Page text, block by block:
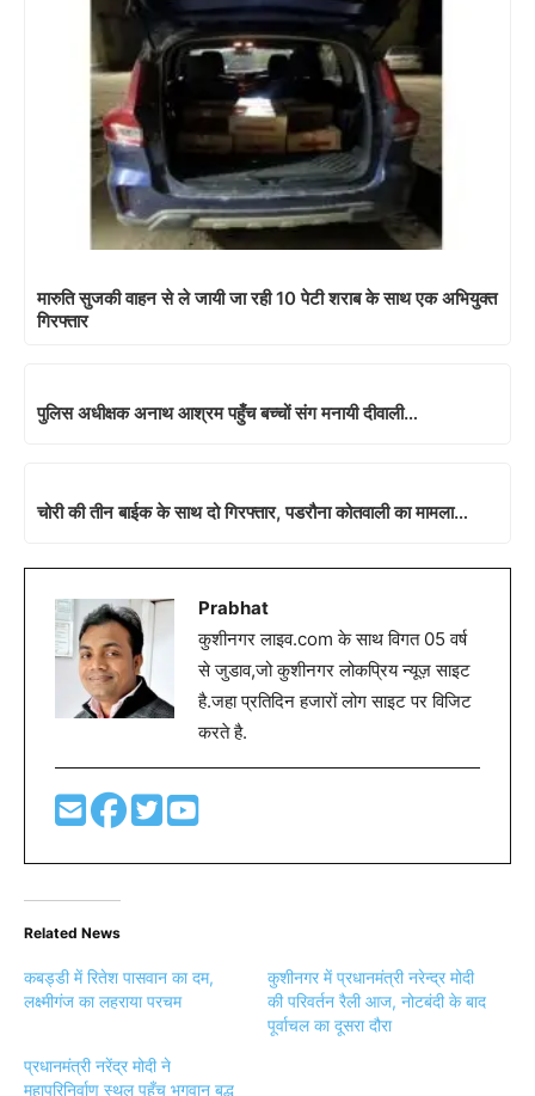
मारुति सुजकी वाहन से ले जायी जा रही 10 पेटी शराब के साथ एक अभियुक्त
गिरफ्तार
पुलिस अधीक्षक अनाथ आश्रम पहुँच बच्चों संग मनायी दीवाली…
चोरी की तीन बाईक के साथ दो गिरफ्तार, पडरौना कोतवाली का मामला…
Prabhat
कुशीनगर लाइव.com के साथ विगत 05 वर्ष
से जुडाव,जो कुशीनगर लोकप्रिय न्यूज़ साइट
है.जहा प्रतिदिन हजारों लोग साइट पर विजिट
करते है.
Related News
कबड्डी में रितेश पासवान का दम,
लक्ष्मीगंज का लहराया परचम
कुशीनगर में प्रधानमंत्री नरेन्द्र मोदी
की परिवर्तन रैली आज, नोटबंदी के बाद
पूर्वाचल का दूसरा दौरा
प्रधानमंत्री नरेंद्र मोदी ने
महापरिनिर्वाण स्थल पहुँच भगवान बुद्ध